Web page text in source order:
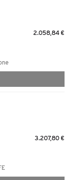
2.058,84 €
3.207,80 €